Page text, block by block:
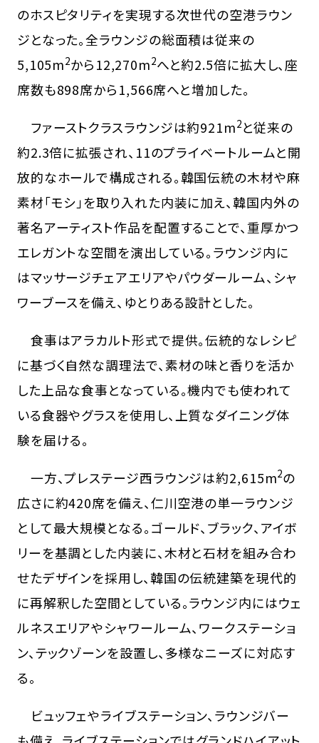
のホスピタリティを実現する次世代の空港ラウン
ジとなった。全ラウンジの総面積は従来の
5,105m2から12,270m2へと約2.5倍に拡大し、座
席数も898席から1,566席へと増加した。
ファーストクラスラウンジは約921m2と従来の
約2.3倍に拡張され、11のプライベートルームと開
放的なホールで構成される。韓国伝統の木材や麻
素材「モシ」を取り入れた内装に加え、韓国内外の
著名アーティスト作品を配置することで、重厚かつ
エレガントな空間を演出している。ラウンジ内に
はマッサージチェアエリアやパウダールーム、シャ
ワーブースを備え、ゆとりある設計とした。
食事はアラカルト形式で提供。伝統的なレシピ
に基づく自然な調理法で、素材の味と香りを活か
した上品な食事となっている。機内でも使われて
いる食器やグラスを使用し、上質なダイニング体
験を届ける。
一方、プレステージ西ラウンジは約2,615m2の
広さに約420席を備え、仁川空港の単一ラウンジ
として最大規模となる。ゴールド、ブラック、アイボ
リーを基調とした内装に、木材と石材を組み合わ
せたデザインを採用し、韓国の伝統建築を現代的
に再解釈した空間としている。ラウンジ内にはウェ
ルネスエリアやシャワールーム、ワークステーショ
ン、テックゾーンを設置し、多様なニーズに対応す
る。
ビュッフェやライブステーション、ラウンジバー